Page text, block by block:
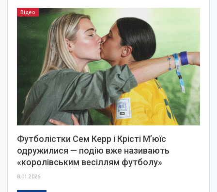
Відео
Футболістки Сем Керр і Крісті М’юїс
одружилися — подію вже називають
«королівським весіллям футболу»
8.01.2026